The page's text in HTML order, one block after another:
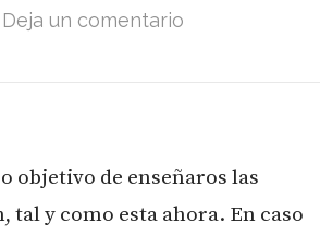
Deja un comentario
objetivo de enseñaros las
y como esta ahora. En caso